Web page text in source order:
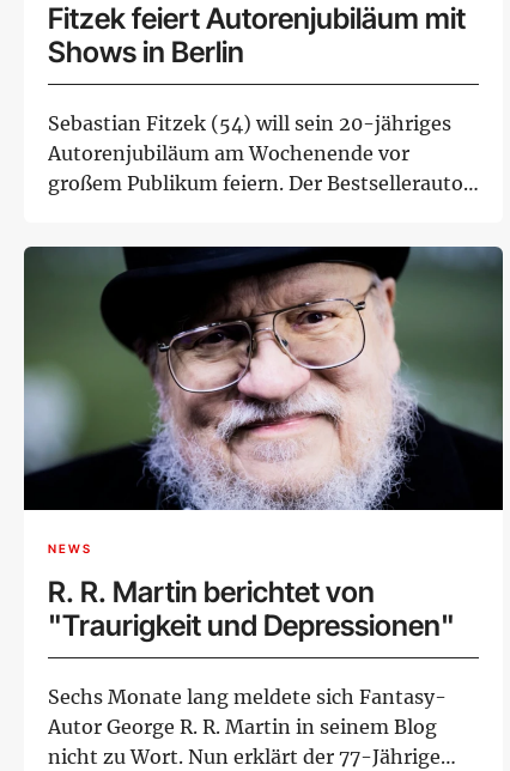
Fitzek feiert Autorenjubiläum mit
Shows in Berlin
Sebastian Fitzek (54) will sein 20-jähriges
Autorenjubiläum am Wochenende vor
großem Publikum feiern. Der Bestsellerautor
NEWS
R. R. Martin berichtet von
"Traurigkeit und Depressionen"
Sechs Monate lang meldete sich Fantasy-
Autor George R. R. Martin in seinem Blog
nicht zu Wort. Nun erklärt der 77-Jährige